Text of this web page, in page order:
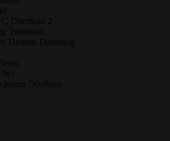
uf
Oberhaid 2
Trunstadt
Thomas Datscheg
Dörfleins